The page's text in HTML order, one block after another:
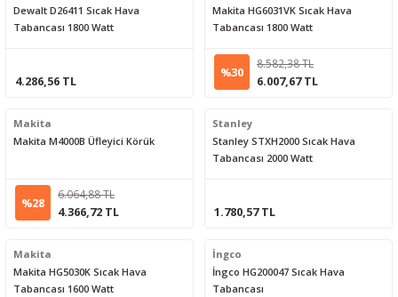
Dewalt D26411 Sıcak Hava
Tabancası 1800 Watt
4.286,56 TL
Makita HG6031VK Sıcak Hava
Tabancası 1800 Watt
%30
8.582,38 TL
6.007,67 TL
Makita
Makita M4000B Üfleyici Körük
%28
6.064,88 TL
4.366,72 TL
Stanley
Stanley STXH2000 Sıcak Hava
Tabancası 2000 Watt
1.780,57 TL
Makita
Makita HG5030K Sıcak Hava
Tabancası 1600 Watt
İngco
İngco HG200047 Sıcak Hava
Tabancası